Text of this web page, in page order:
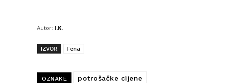
Autor: I.K.
IZVOR Fena
OZNAKE potrošačke cijene